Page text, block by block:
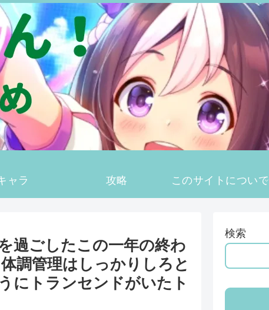
ャラ 攻略 このサイトについて
過ごしたこの一年の終わ
調管理はしっかりしろと
にトランセンドがいたト
検索